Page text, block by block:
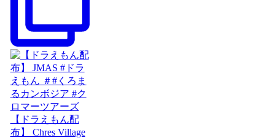
【ドラえもん配
布】 Chres Village